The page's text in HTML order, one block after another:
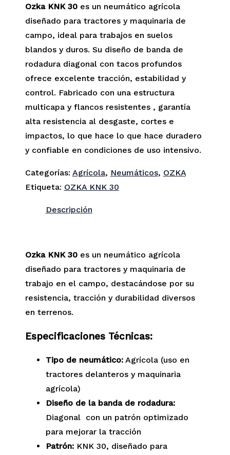
Ozka KNK 30es un neumático agrícola
diseñado para tractores y maquinaria de
campo, ideal para trabajos en suelos
blandos y duros. Su diseño de banda de
rodadura diagonal con tacos profundos
ofrece excelente tracción, estabilidad y
control. Fabricado con una estructura
multicapa y flancos resistentes , garantía
alta resistencia al desgaste, cortes e
impactos, lo que hace lo que hace duradero
y confiable en condiciones de uso intensivo.
Categorías: Agrícola, Neumáticos, OZKA
Etiqueta: OZKA KNK 30
Descripción
Ozka KNK 30es un neumático agrícola
diseñado para tractores y maquinaria de
trabajo en el campo, destacándose por su
resistencia, tracción y durabilidad diversos
en terrenos.
Especificaciones Técnicas:
Tipo de neumático:Agrícola (uso en
tractores delanteros y maquinaria
agrícola)
Diseño de la banda de rodadura:
Diagonal con un patrón optimizado
para mejorar la tracción
Patrón:KNK 30, diseñado para